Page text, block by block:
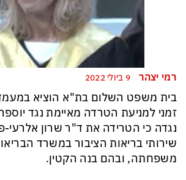
רמי יצהר
בית משפט השלום בת"א הוציא
זמני למניעת הטרדה מאיימת נגד
נגדה כי הטרידה את ד"ר שרון אלרעי-
שירותי בריאות הציבור במשרד
משפחתה, ובהם בנה הקטין.